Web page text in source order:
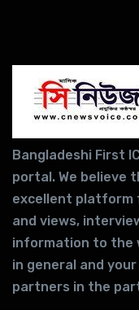
Bangladeshi First
portal. We believe
excellent platform
and views,
information to the
in general and
partners in the